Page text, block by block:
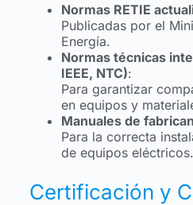
Normas RETIE
Publicadas por el
Energía.
Normas técnicas
IEEE, NTC):
Para garantizar
en equipos y
Manuales de
Para la correcta
de equipos eléctricos.
Certificación y